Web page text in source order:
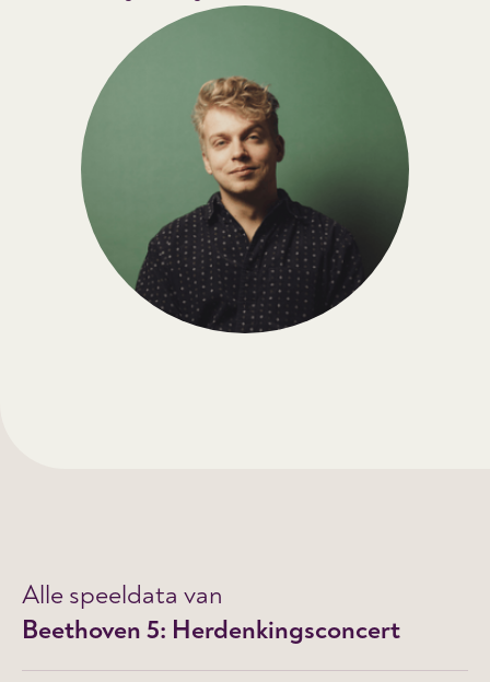
Alle speeldata van
Beethoven 5: Herdenkingsconcert